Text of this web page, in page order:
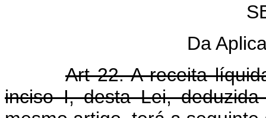
Da
Art 22. A receita
inciso I, desta Lei,